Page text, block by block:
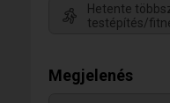
Hetente
testépítés/
Megjelenés